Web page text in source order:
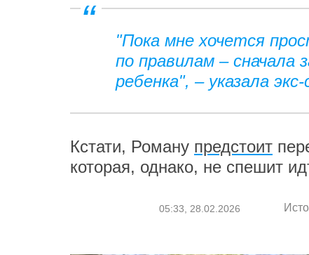
"Пока мне хочется
по правилам –
ребенка", – указала
Кстати, Роману предстоит
которая, однако, не спешит
05:33, 28.02.2026